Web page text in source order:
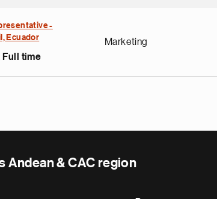
-
Ecuador
Full time
Marketing
Andean & CAC region